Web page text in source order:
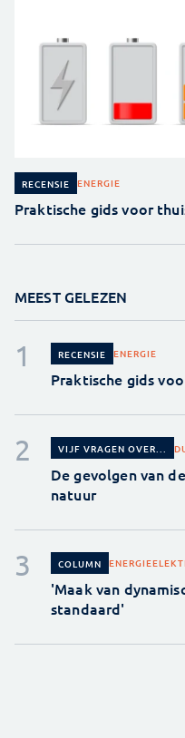
RECENSIE ENERGIE
Praktische gids voor
MEEST GELEZEN
RECENSIE ENERGIE
Praktische gids
VIJF VRAGEN OVER...
De gevolgen van
natuur
COLUMN ENERGIE
'Maak van
standaard'